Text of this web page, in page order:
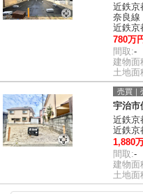
近鉄京
奈良線
近鉄京
780万
間取:-
建物面
土地面
売買｜
宇治
近鉄京
近鉄京
1,880
間取:-
建物面
土地面